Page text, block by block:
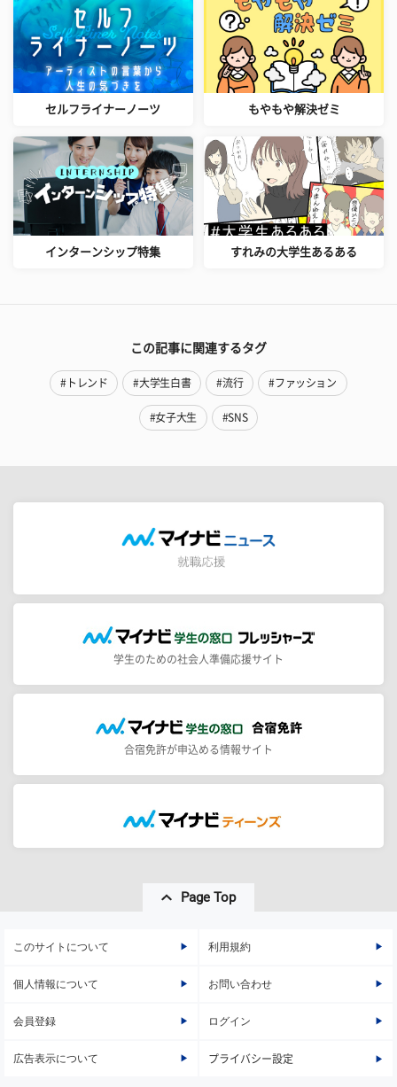
セルフライナーノーツ もやもや解決ゼミ
インターンシップ特集 すれみの大学生あるある
この記事に関連するタグ
#トレンド #大学生白書 #流行 #ファッション
#女子大生 #SNS
学生のための社会人準備応援サイト
合宿免許が申込める情報サイト
Page Top
このサイトについて 利用規約
個人情報について お問い合わせ
会員登録 ログイン
広告表示について プライバシー設定